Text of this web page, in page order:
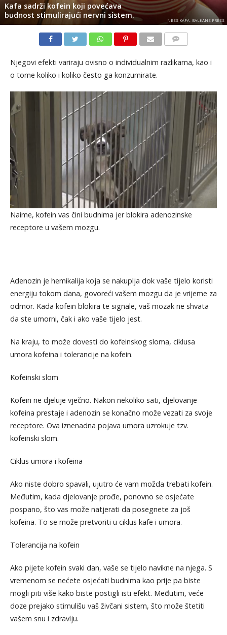
Kafa sadrži kofein koji povećava
budnost stimulirajući nervni sistem.
NESS KAFA- BALKANS PRESS
Njegovi efekti variraju ovisno o individualnim razlikama, kao i
o tome koliko i koliko često ga konzumirate.
Naime, kofein vas čini budnima jer blokira adenozinske
receptore u vašem mozgu.
Adenozin je hemikalija koja se nakuplja dok vaše tijelo koristi
energiju tokom dana, govoreći vašem mozgu da je vrijeme za
odmor. Kada kofein blokira te signale, vaš mozak ne shvata
da ste umorni, čak i ako vaše tijelo jest.
Na kraju, to može dovesti do kofeinskog sloma, ciklusa
umora kofeina i tolerancije na kofein.
Kofeinski slom
Kofein ne djeluje vječno. Nakon nekoliko sati, djelovanje
kofeina prestaje i adenozin se konačno može vezati za svoje
receptore. Ova iznenadna pojava umora uzrokuje tzv.
kofeinski slom.
Ciklus umora i kofeina
Ako niste dobro spavali, ujutro će vam možda trebati kofein.
Međutim, kada djelovanje prođe, ponovno se osjećate
pospano, što vas može natjerati da posegnete za još
kofeina. To se može pretvoriti u ciklus kafe i umora.
Tolerancija na kofein
Ako pijete kofein svaki dan, vaše se tijelo navikne na njega. S
vremenom se nećete osjećati budnima kao prije pa biste
mogli piti više kako biste postigli isti efekt. Međutim, veće
doze prejako stimulišu vaš živčani sistem, što može štetiti
vašem snu i zdravlju.